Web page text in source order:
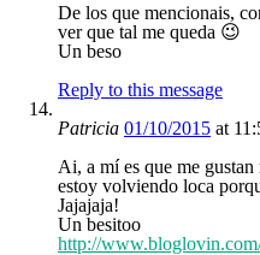
De los que mencionais,
ver que tal me queda 😉
Un beso
Reply to this message
Patricia 01/10/2015 at
Ai, a mí es que me
estoy volviendo loca
Jajajaja!
Un besitoo
http://